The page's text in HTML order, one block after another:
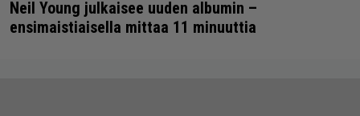
Neil Young julkaisee uuden albumin –
ensimaistiaisella mittaa 11 minuuttia